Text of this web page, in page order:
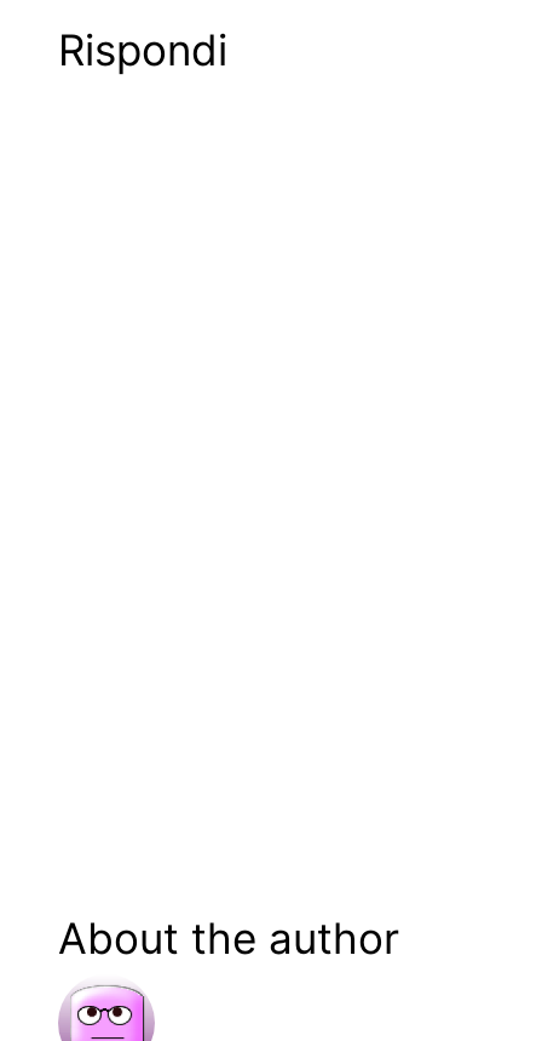
Rispondi
About the author